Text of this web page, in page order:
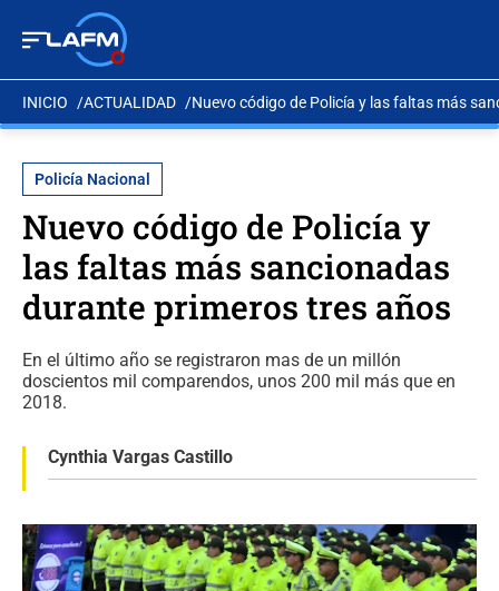
INICIO ACTUALIDAD Nuevo código de Policía y las faltas más
Policía Nacional
Nuevo código de Policía y
las faltas más sancionadas
durante primeros tres años
En el último año se registraron mas de un millón
doscientos mil comparendos, unos 200 mil más que en
2018.
Cynthia Vargas Castillo